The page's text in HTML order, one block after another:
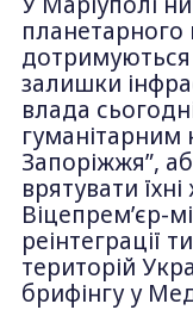
залишки
влада
Запоріжжя”,
врятувати
Віцепрем’єр-
реінтеграції
територій
брифінгу у